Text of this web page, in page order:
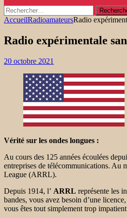
Rechercher :
AccueilRadioamateursRadio
Radio expérimentale
20 octobre 2021
Vérité sur les ondes longues :
Au cours des 125 années écoulées
entreprises de télécommunications. Au
League (ARRL).
Depuis 1914, l’ ARRL représente les
bandes, vous avez besoin d’une
vous êtes tout simplement trop